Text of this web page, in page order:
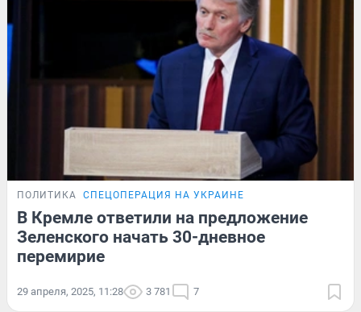
ПОЛИТИКА СПЕЦОПЕРАЦИЯ НА УКРАИНЕ
В Кремле ответили на предложение
Зеленского начать 30-дневное
перемирие
29 апреля, 2025, 11:28 3 781 7